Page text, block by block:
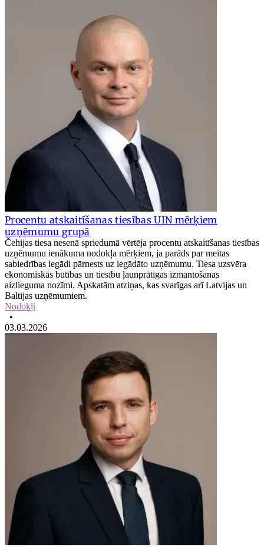
Procentu atskaitīšanas tiesības UIN mērķiem
uzņēmumu grupā
Čehijas tiesa nesenā spriedumā vērtēja procentu atskaitīšanas tiesības
uzņēmumu ienākuma nodokļa mērķiem, ja parāds par meitas
sabiedrības iegādi pārnests uz iegādāto uzņēmumu. Tiesa uzsvēra
ekonomiskās būtības un tiesību ļaunprātīgas izmantošanas
aizlieguma nozīmi. Apskatām atziņas, kas svarīgas arī Latvijas un
Baltijas uzņēmumiem.
Nodokļi
•
03.03.2026